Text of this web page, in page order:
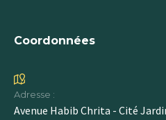
Coordonnées
Adresse :
Avenue Habib Chrita - Cité